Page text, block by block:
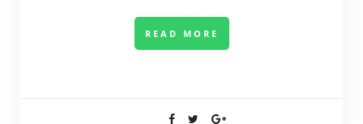
READ MORE